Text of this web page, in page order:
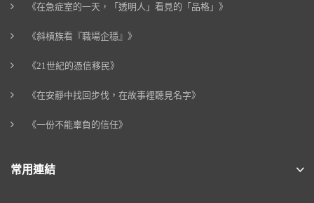
《在急症室的一天，「透明人」看見的「品格」》
《斜槓族看『職場企穩』》
《21世紀的憑信移民》
《在安靜中找回步伐，在故事裡聽見名字》
《一份不能辜負的信任》
常用連結